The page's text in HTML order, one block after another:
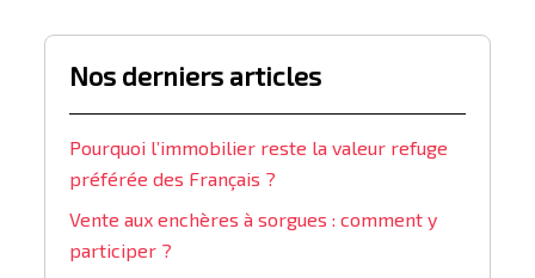
Nos derniers articles
Pourquoi l’immobilier reste la valeur refuge
préférée des Français ?
Vente aux enchères à sorgues : comment y
participer ?